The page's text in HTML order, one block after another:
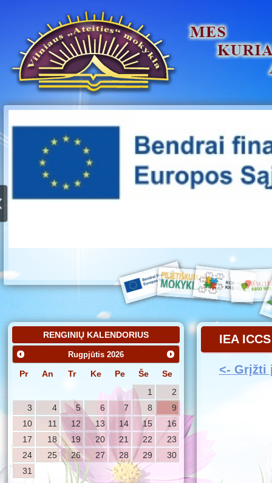
RENGINIŲ KALENDORIUS
Rugpjūtis 2026
Pr An Tr Ke Pe Še
Se
1
2
3
4 5 6 7 8
9
10
11 12 13 14 15
16
17
18 19 20 21 22
23
24
25 26 27 28 29
30
31
IEA ICCS
<- Grįžti